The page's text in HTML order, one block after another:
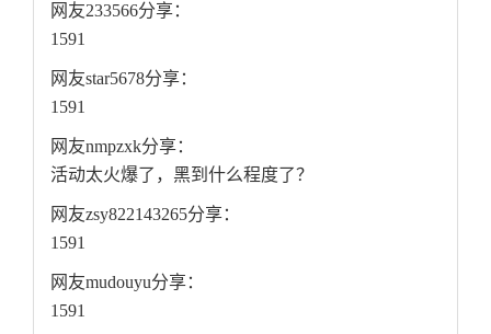
网友233566分享：
1591
网友star5678分享：
1591
网友nmpzxk分享：
活动太火爆了，黑到什么程度了？
网友zsy822143265分享：
1591
网友mudouyu分享：
1591